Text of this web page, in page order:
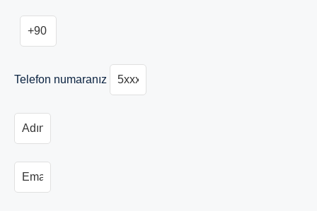
Telefon numaranız